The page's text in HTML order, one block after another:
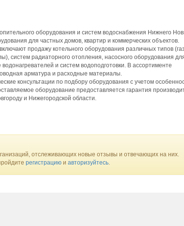
оборудования и систем водоснабжения Нижнего
для частных домов, квартир и коммерческих объектов.
продажу котельного оборудования различных типов
систем радиаторного отопления, насосного оборудования
и систем водоподготовки. В ассортименте
арматура и расходные материалы.
консультации по подбору оборудования с учетом
оборудование предоставляется гарантия
и Нижегородской области.
отслеживающих новые отзывы и отвечающих на них.
регистрацию и авторизуйтесь.